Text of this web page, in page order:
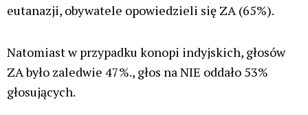
eutanazji, obywatele opowiedzieli się ZA (65%).
Natomiast w przypadku konopi indyjskich, głosów
ZA było zaledwie 47%., głos na NIE oddało 53%
głosujących.